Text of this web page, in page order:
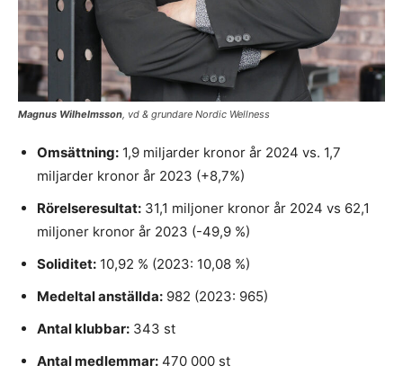
Magnus Wilhelmsson, vd & grundare Nordic Wellness
Omsättning: 1,9 miljarder kronor år 2024 vs. 1,7
miljarder kronor år 2023 (+8,7%)
Rörelseresultat: 31,1 miljoner kronor år 2024 vs 62,1
miljoner kronor år 2023 (-49,9 %)
Soliditet: 10,92 % (2023: 10,08 %)
Medeltal anställda: 982 (2023: 965)
Antal klubbar: 343 st
Antal medlemmar: 470 000 st